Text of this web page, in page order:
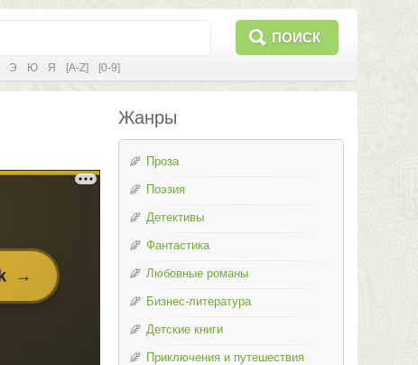
ПОИСК
Э Ю Я [A-Z] [0-9]
Жанры
Проза
Поэзия
Детективы
Фантастика
Любовные романы
Бизнес-литература
Детские книги
Приключения и путешествия